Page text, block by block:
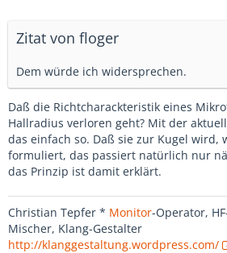
Zitat von floger
Dem würde ich widersprechen.
Daß die Richtcharackteristik eines
Hallradius verloren geht? Mit der
das einfach so. Daß sie zur Kugel wird,
formuliert, das passiert natürlich nur
das Prinzip ist damit erklärt.
Christian Tepfer * Monitor-Operator,
Mischer, Klang-Gestalter
http://klanggestaltung.wordpress.com/